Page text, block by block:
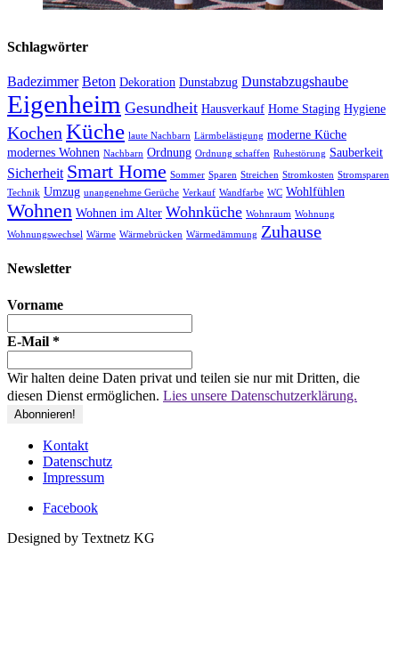
Schlagwörter
Badezimmer Beton Dekoration Dunstabzug Dunstabzugshaube
Eigenheim Gesundheit Hausverkauf Home Staging Hygiene
Kochen Küche laute Nachbarn Lärmbelästigung moderne Küche
modernes Wohnen Nachbarn Ordnung Ordnung schaffen Ruhestörung Sauberkeit
Sicherheit Smart Home Sommer Sparen Streichen Stromkosten Stromsparen
Technik Umzug unangenehme Gerüche Verkauf Wandfarbe WC Wohlfühlen
Wohnen Wohnen im Alter Wohnküche Wohnraum Wohnung
Wohnungswechsel Wärme Wärmebrücken Wärmedämmung Zuhause
Newsletter
Vorname
E-Mail *
Wir halten deine Daten privat und teilen sie nur mit Dritten, die
diesen Dienst ermöglichen. Lies unsere Datenschutzerklärung.
Kontakt
Datenschutz
Impressum
Facebook
Designed by Textnetz KG